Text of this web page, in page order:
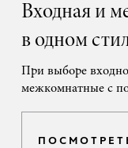
Входная и
в одном
При выборе
межкомнатные с